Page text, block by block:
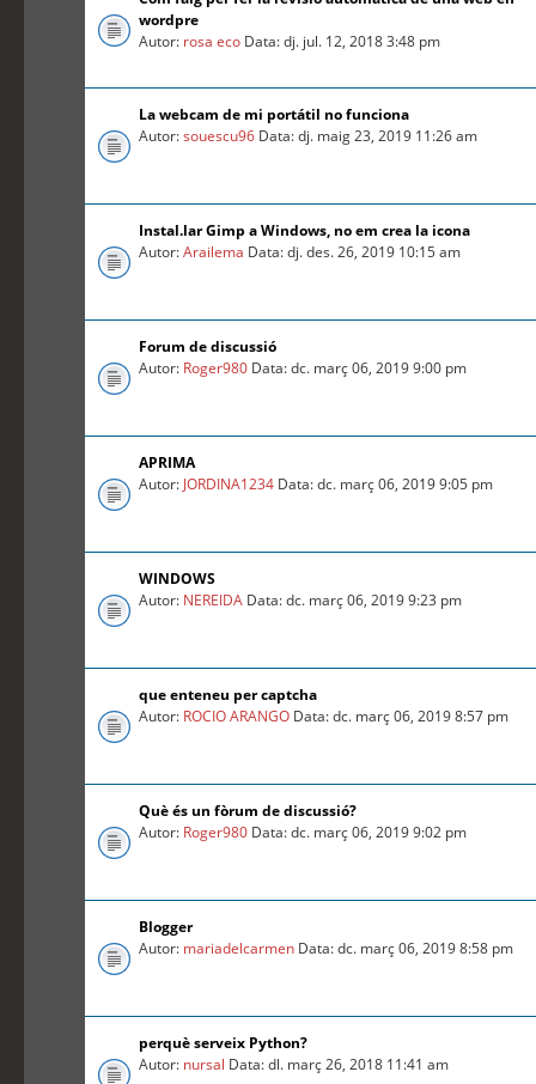
wordpre
Autor: rosa eco Data: dj. jul. 12, 2018 3:48 pm
La webcam de mi portátil no funciona
Autor:souescu96 Data: dj. maig 23, 2019 11:26 am
Instal.lar Gimp a Windows, no em crea la icona
Autor:Arailema Data: dj. des. 26, 2019 10:15 am
Forum de discussió
Autor: Roger980 Data: dc. març 06, 2019 9:00 pm
APRIMA
Autor: JORDINA1234 Data: dc. març 06, 2019 9:05 pm
WINDOWS
Autor: NEREIDA Data: dc. març 06, 2019 9:23 pm
que enteneu per captcha
Autor: ROCIO ARANGO Data: dc. març 06, 2019 8:57 pm
Què és un fòrum de discussió?
Autor: Roger980 Data: dc. març 06, 2019 9:02 pm
Blogger
Autor: mariadelcarmen Data: dc. març 06, 2019 8:58 pm
perquè serveix Python?
Autor: nursal Data: dl. març 26, 2018 11:41 am